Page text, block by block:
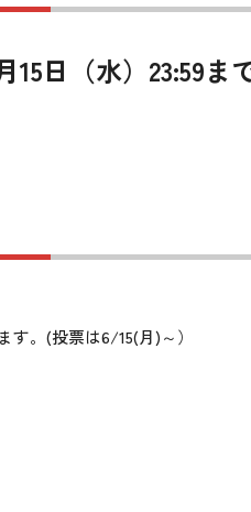
15日（水）23:59ま
。(投票は6/15(月)～）